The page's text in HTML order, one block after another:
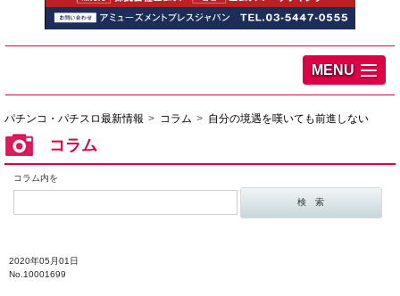
MENU
パチンコ・パチスロ最新情報 コラム 自分の境遇を嘆いても前進しない
コラム
コラム内を
2020年05月01日
No.10001699